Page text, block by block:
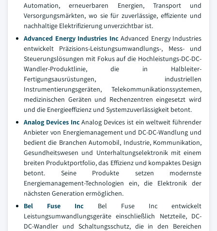
Automation, erneuerbaren Energien, Transport und
Versorgungsmärkten, wo sie für zuverlässige, effiziente und
nachhaltige Elektrifizierung unverzichtbar ist.
Advanced Energy Industries Inc Advanced Energy Industries
entwickelt Präzisions-Leistungsumwandlungs-, Mess- und
Steuerungslösungen mit Fokus auf die Hochleistungs-DC-DC-
Wandler-Produktlinie, die in Halbleiter-
Fertigungsausrüstungen, industriellen
Instrumentierungsgeräten, Telekommunikationssystemen,
medizinischen Geräten und Rechenzentren eingesetzt wird
und die Energieeffizienz und Systemzuverlässigkeit betont.
Analog Devices Inc Analog Devices ist ein weltweit führender
Anbieter von Energiemanagement und DC-DC-Wandlung und
bedient die Branchen Automobil, Industrie, Kommunikation,
Gesundheitswesen und Unterhaltungselektronik mit einem
breiten Produktportfolio, das Effizienz und kompaktes Design
betont. Seine Produkte setzen modernste
Energiemanagement-Technologien ein, die Elektronik der
nächsten Generation ermöglichen.
Bel Fuse Inc Bel Fuse Inc entwickelt
Leistungsumwandlungsgeräte einschließlich Netzteile, DC-
DC-Wandler und Schaltungsschutz, die in den Bereichen